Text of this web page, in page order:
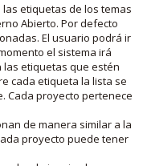
etiquetas de los temas
Abierto. Por defecto
El usuario podrá ir
el sistema irá
etiquetas que estén
cada etiqueta la lista se
Cada proyecto pertenece
de manera similar a la
proyecto puede tener